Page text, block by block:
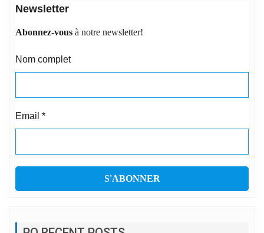
Newsletter
Abonnez-vous à notre newsletter!
Nom complet
Email *